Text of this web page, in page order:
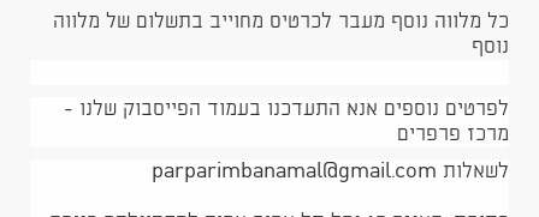
כל מלווה נוסף מעבר לכרטיס מחוייב בתשלום של מלווה
נוסף
לפרטים נוספים אנא התעדכנו בעמוד הפייסבוק שלנו -
מרכז פרפרים
לשאלות parparimbanamal@gmail.com